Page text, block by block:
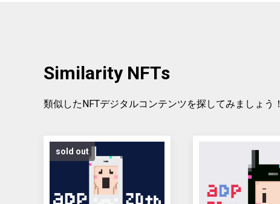
Similarity NFTs
類似したNFTデジタルコンテンツを探してみましょう！
sold out